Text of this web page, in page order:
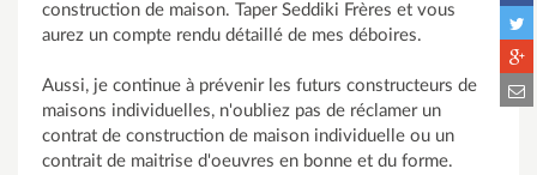
construction de maison. Taper Seddiki Frères et vous
aurez un compte rendu détaillé de mes déboires.
Aussi, je continue à prévenir les futurs constructeurs de
maisons individuelles, n'oubliez pas de réclamer un
contrat de construction de maison individuelle ou un
contrait de maitrise d'oeuvres en bonne et du forme.